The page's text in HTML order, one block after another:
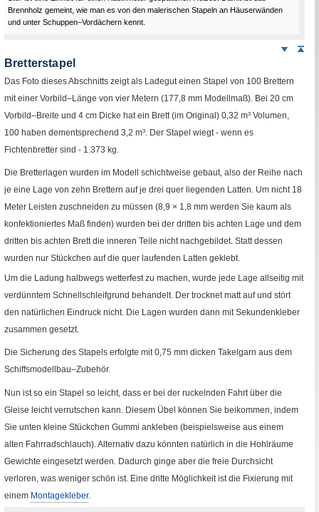
Brennholz gemeint, wie man es von den malerischen Stapeln an Häuserwänden
und unter Schuppen–Vordächern kennt.
Weiter
Bretterstapel
Das Foto dieses Abschnitts zeigt als Ladegut einen Stapel von 100 Brettern
mit einer Vorbild–Länge von vier Metern (177,8 mm Modellmaß). Bei 20 cm
Vorbild–Breite und 4 cm Dicke hat ein Brett (im Original) 0,32 m³ Volumen,
100 haben dementsprechend 3,2 m³. Der Stapel wiegt - wenn es
Fichtenbretter sind - 1.373 kg.
Die Bretterlagen wurden im Modell schichtweise gebaut, also der Reihe nach
je eine Lage von zehn Brettern auf je drei quer liegenden Latten. Um nicht 18
Meter Leisten zuschneiden zu müssen (8,9 × 1,8 mm werden Sie kaum als
konfektioniertes Maß finden) wurden bei der dritten bis achten Lage und dem
dritten bis achten Brett die inneren Teile nicht nachgebildet. Statt dessen
wurden nur Stückchen auf die quer laufenden Latten geklebt.
Um die Ladung halbwegs wetterfest zu machen, wurde jede Lage allseitig mit
verdünntem Schnellschleifgrund behandelt. Der trocknet matt auf und stört
den natürlichen Eindruck nicht. Die Lagen wurden dann mit Sekundenkleber
zusammen gesetzt.
Die Sicherung des Stapels erfolgte mit 0,75 mm dicken Takelgarn aus dem
Schiffsmodellbau–Zubehör.
Nun ist so ein Stapel so leicht, dass er bei der ruckelnden Fahrt über die
Gleise leicht verrutschen kann. Diesem Übel können Sie beikommen, indem
Sie unten kleine Stückchen Gummi ankleben (beispielsweise aus einem
alten Fahrradschlauch). Alternativ dazu könnten natürlich in die Hohlräume
Gewichte eingesetzt werden. Dadurch ginge aber die freie Durchsicht
verloren, was weniger schön ist. Eine dritte Möglichkeit ist die Fixierung mit
einem Montagekleber.